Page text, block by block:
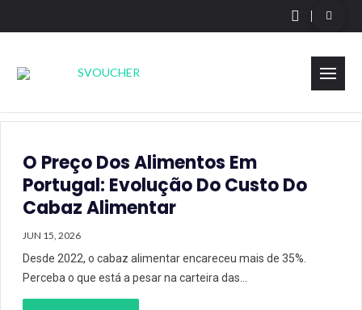
O Preço Dos Alimentos Em
Portugal: Evolução Do Custo Do
Cabaz Alimentar
JUN 15, 2026
Desde 2022, o cabaz alimentar encareceu mais de 35%.
Perceba o que está a pesar na carteira das…